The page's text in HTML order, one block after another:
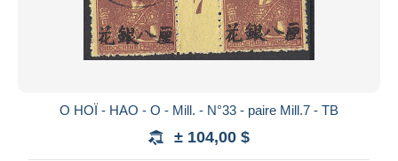
O HOÏ - HAO - O - Mill. - N°33 - paire Mill.7 - TB
± 104,00 $